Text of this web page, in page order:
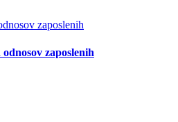
zaposlenih
zaposlenih